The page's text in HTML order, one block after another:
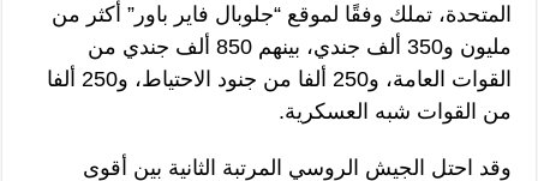
المتحدة، تملك وفقًا لموقع “جلوبال فاير باور” أكثر من
مليون و350 ألف جندي، بينهم 850 ألف جندي من
القوات العامة، و250 ألفا من جنود الاحتياط، و250 ألفا
من القوات شبه العسكرية.
وقد احتل الجيش الروسي المرتبة الثانية بين أقوى